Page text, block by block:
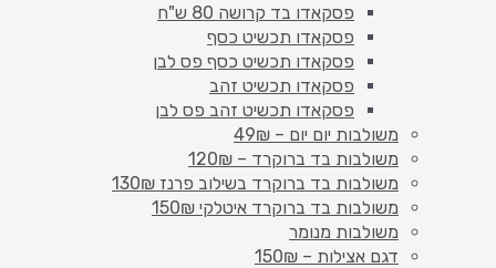
פסקאדו בד קרושה 80 ש"ח
פסקאדו תכשיט כסף
פסקאדו תכשיט כסף פס לבן
פסקאדו תכשיט זהב
פסקאדו תכשיט זהב פס לבן
משולבות יום יום – 49₪
משולבות בד ברוקרד – 120₪
משולבות בד ברוקרד בשילוב פרנז 130₪
משולבות בד ברוקרד איטלקי 150₪
משולבות מנומר
דגם אצילות – 150₪